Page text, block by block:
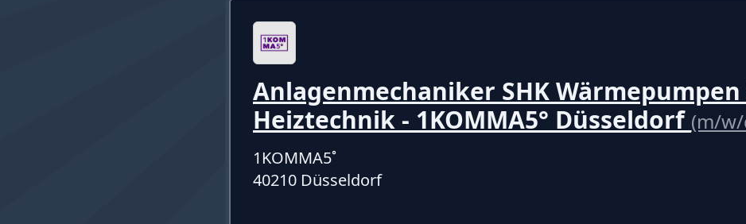
Anlagenmechaniker SHK
Heiztechnik - 1KOMMA5° Düsseldorf (m/
1KOMMA5˚
40210 Düsseldorf